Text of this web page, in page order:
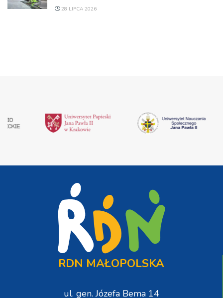
28 LIPCA 2026
RDN MAŁOPOLSKA
ul. gen. Józefa Bema 14